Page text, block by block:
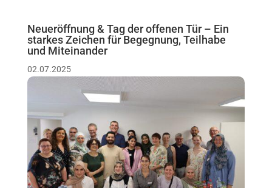
Neueröffnung & Tag der offenen Tür – Ein
starkes Zeichen für Begegnung, Teilhabe
und Miteinander
02.07.2025